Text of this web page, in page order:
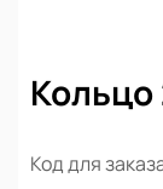
Кольцо
Код для